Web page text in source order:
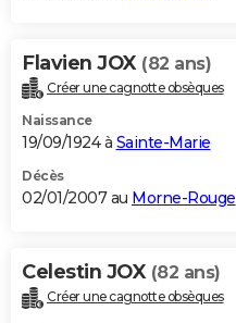
Flavien JOX (82 ans)
Créer une cagnotte obsèques
Naissance
19/09/1924 à Sainte-Marie
Décès
02/01/2007 au Morne-Rouge
Celestin JOX (82 ans)
Créer une cagnotte obsèques